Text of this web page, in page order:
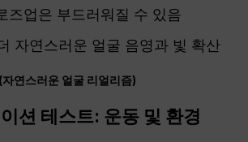
즈업은 부드러워질 수 있음
자연스러운 얼굴 음영과 빛 확산
연스러운 얼굴 리얼리즘)
션 테스트: 운동 및 환경